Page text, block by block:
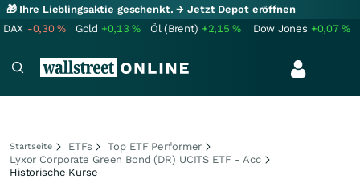
🎁 Ihre Lieblingsaktie geschenkt.→ Jetzt Depot eröffnen
DAX -0,30% Gold +0,13% Öl (Brent) +2,15% Dow Jones +0,07%
Startseite ETFs
Top ETF Performer
Lyxor Corporate Green Bond (DR) UCITS ETF - Acc
Historische Kurse